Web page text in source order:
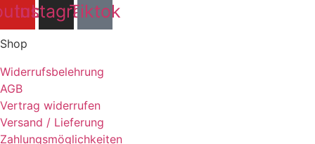
Instagram
Tiktok
Shop
Widerrufsbelehrung
AGB
Vertrag widerrufen
Versand / Lieferung
Zahlungsmöglichkeiten